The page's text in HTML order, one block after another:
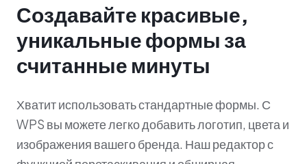
Создавайте красивые,
уникальные формы за
считанные минуты
Хватит использовать стандартные формы. С
WPS вы можете легко добавить логотип, цвета и
изображения вашего бренда. Наш редактор с